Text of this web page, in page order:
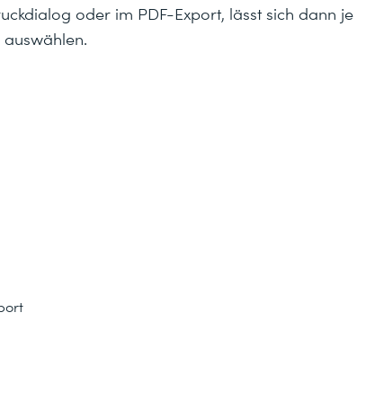
oder im PDF-Export, lässt sich dann je